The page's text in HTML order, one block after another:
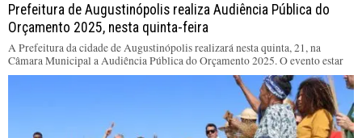
Prefeitura de Augustinópolis realiza Audiência Pública do
Orçamento 2025, nesta quinta-feira
A Prefeitura da cidade de Augustinópolis realizará nesta quinta, 21, na
Câmara Municipal a Audiência Pública do Orçamento 2025. O evento estar